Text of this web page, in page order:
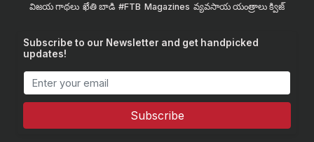
విజయ గాథలు ఖేతి బాడి #FTB Magazines వ్యవసాయ యంత్రాలు క్విజ్
Subscribe to our Newsletter and get handpicked
updates!
Subscribe